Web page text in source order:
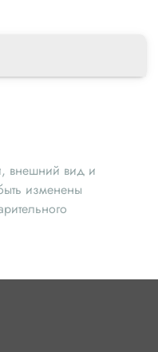
внешний вид и
изменены